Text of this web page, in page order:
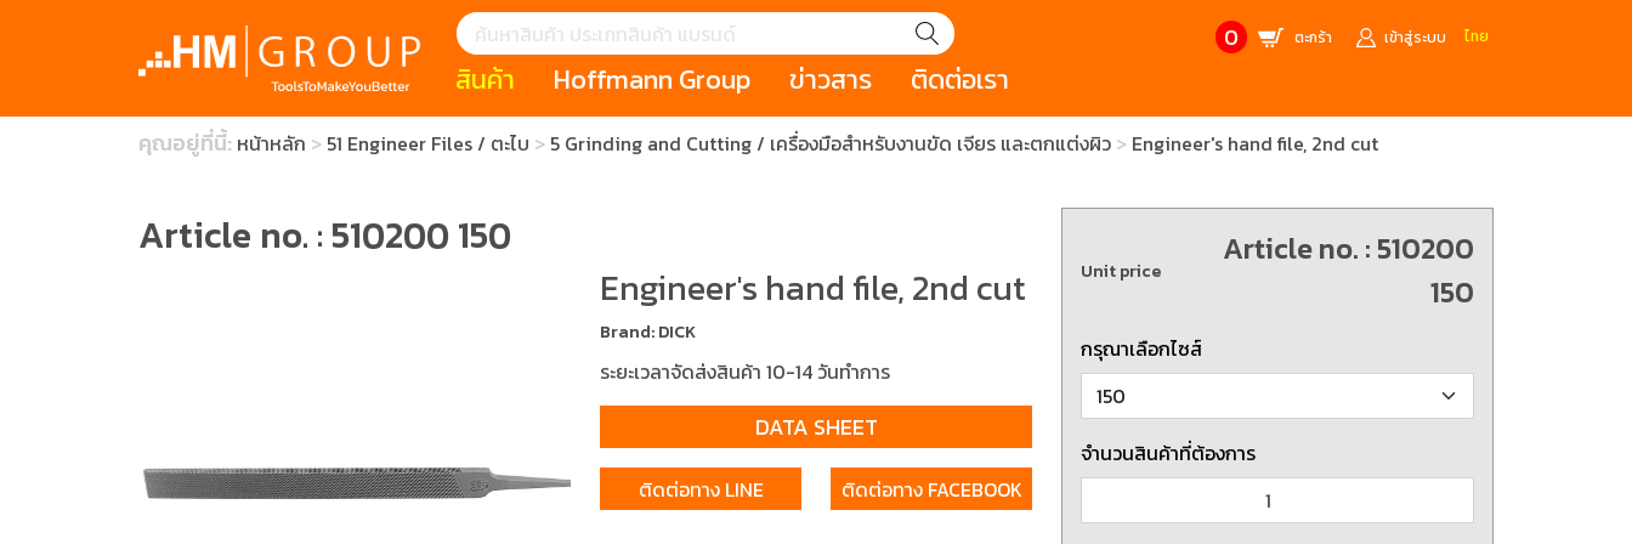
0 ตะกร้า เข้าสู่ระบบ ไทย
สินค้า
แนะนำ
กระดาษอุตสาหกรรม
มีดคัตเตอร์นิรภัย (safety cutter)
สินค้าประเภทประแจ
สินค้าราคาพิเศษจากแบรนด์ PB
Swiss Tool
เครื่องมือที่ไม่ก่อให้เกิดประกายไฟ
(Non-sparking tools)
(ESD)
เครื่องมือสำหรับช่างยนต์ (
Mechanic Tools)
เครื่องมือสำหรับช่างไฟฟ้า
(Electrician Tool)
ATORN
ประเภท
Hoffmann Group
HOFFMANN GROUP STORY HOLEX GARANT
MANUFACTURE’S BRANDS
ข่าวสาร
บทความ เหตุการณ์ Salespage
CONTACT US
ติดต่อเรา
คุณอยู่ที่นี้: หน้าหลัก 51 Engineer Files / ตะไบ 5 Grinding and Cutting / เครื่องมือสำหรับงานขัด เจียร และตกแต่งผิว Engineer's hand file, 2nd cut
Article no. : 510200 150
Engineer's hand file, 2nd cut
Brand: DICK
ระยะเวลาจัดส่งสินค้า 10-14 วันทำการ
DATA SHEET
ติดต่อทาง LINE ติดต่อทาง FACEBOOK
Unit price
Article no. : 510200
150
กรุณาเลือกไซส์
จำนวนสินค้าที่ต้องการ